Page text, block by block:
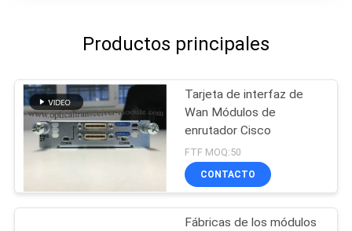
Productos principales
Tarjeta de interfaz de
Wan Módulos de
enrutador Cisco
FTF MOQ:50
CONTACTO
Fábricas de los módulos